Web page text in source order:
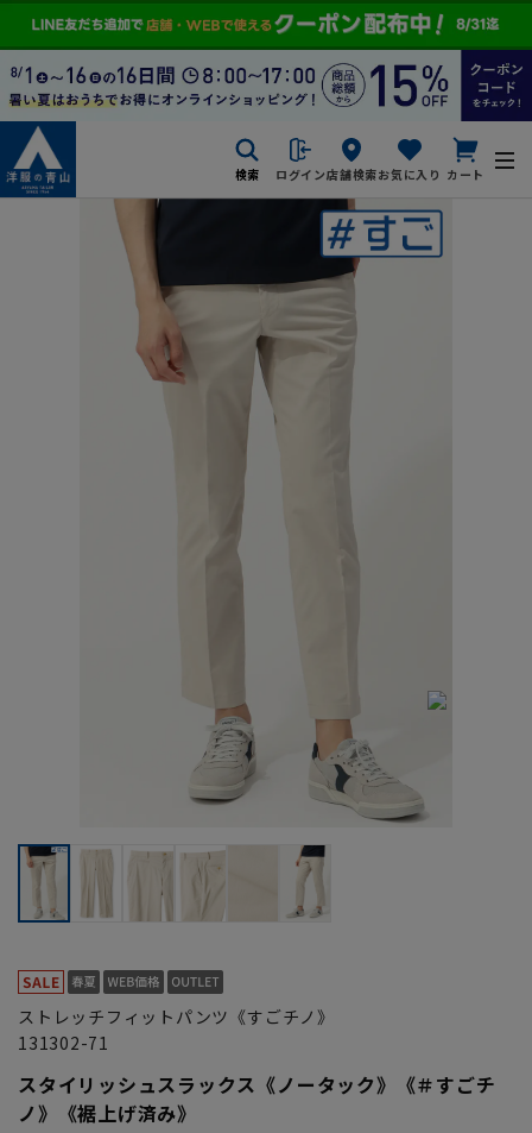
検索 ログイン店舗検索お気に入り カート
ストレッチフィットパンツ《すごチノ》
131302-71
スタイリッシュスラックス《ノータック》《＃すごチ
ノ》《裾上げ済み》